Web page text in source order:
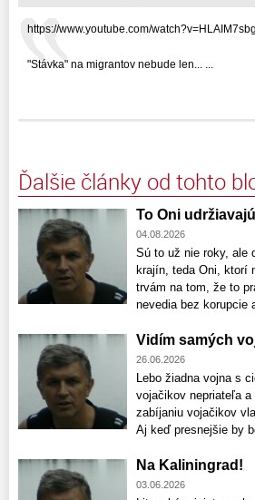
https://www.youtube.com/
"Stávka" na migrantov nebude len... ...
Ďalšie články od tohto
To Oni
04.08.2026
Sú to už nie roky, ale
krajín, teda Oni, ktorí
trvám na tom, že to
nevedia bez korupcie
Vidím samých
26.06.2026
Lebo žiadna vojna s
vojačikov nepriateľa
zabíjaniu vojačikov
Aj keď presnejšie by
Na Kaliningrad!
03.06.2026